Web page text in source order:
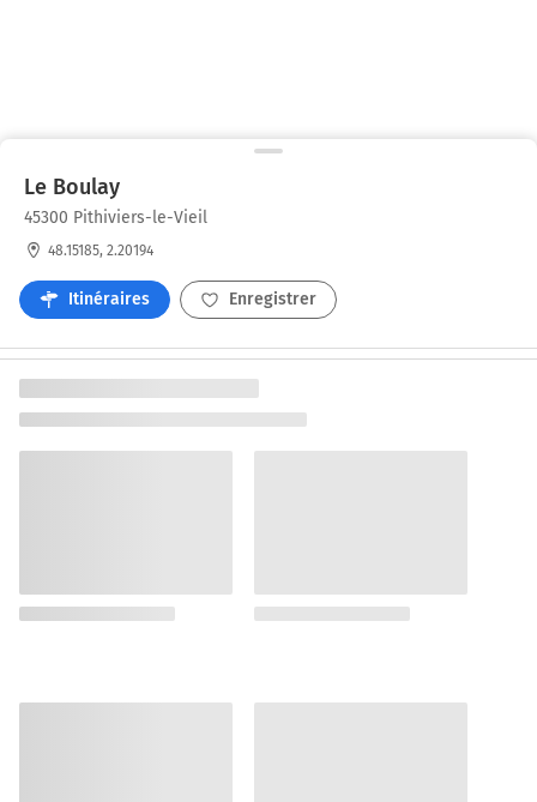
Le Boulay
45300 Pithiviers-le-Vieil
48.15185, 2.20194
Itinéraires Enregistrer